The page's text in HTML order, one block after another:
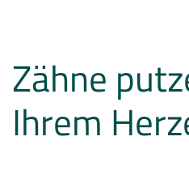
Zähne
Ihrem